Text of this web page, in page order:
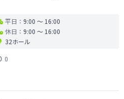
平日： 9:00 〜 16:00
休日： 9:00 〜 16:00
32ホール
0